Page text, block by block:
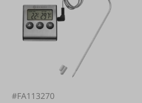
#FA113270